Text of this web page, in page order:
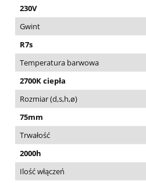
230V
Gwint
R7s
Temperatura barwowa
2700K ciepła
Rozmiar (d,s,h,ø)
75mm
Trwałość
2000h
Ilość włączeń